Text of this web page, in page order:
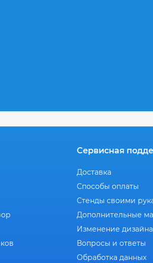
Сервисная
Доставка
Способы оплаты
Стенды своими
Дополнительные
Изменение дизайна
Вопросы и ответы
Обработка данных